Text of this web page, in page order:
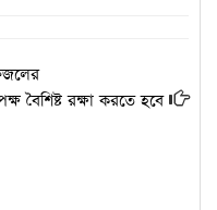
বৈশিষ্ট রক্ষা করতে হবে